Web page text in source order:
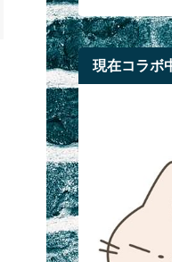
現在コラボ